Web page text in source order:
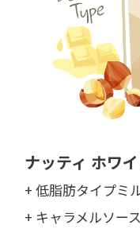
ナッティ ホワ
+ 低脂肪タイプミ
+ キャラメルソース